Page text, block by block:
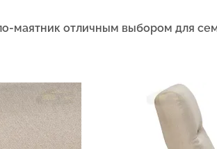
маятник отличным выбором для